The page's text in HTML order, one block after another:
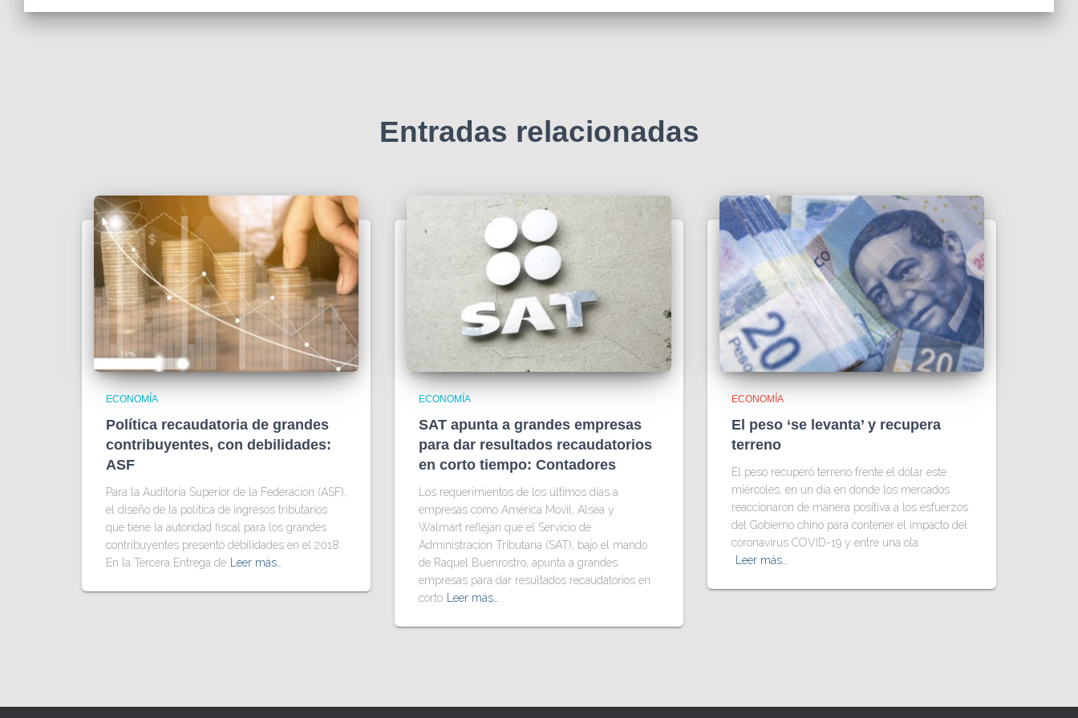
Entradas relacionadas
ECONOMÍA
Política recaudatoria de grandes
contribuyentes, con debilidades:
ASF
Para la Auditoría Superior de la Federación (ASF),
el diseño de la política de ingresos tributarios
que tiene la autoridad fiscal para los grandes
contribuyentes presentó debilidades en el 2018.
En la Tercera Entrega de
Leer más…
ECONOMÍA
SAT apunta a grandes empresas
para dar resultados recaudatorios
en corto tiempo: Contadores
Los requerimientos de los últimos días a
empresas como América Móvil, Alsea y
Walmart reflejan que el Servicio de
Administración Tributaria (SAT), bajo el mando
de Raquel Buenrostro, apunta a grandes
empresas para dar resultados recaudatorios en
corto
Leer más…
ECONOMÍA
El peso ‘se levanta’ y recupera
terreno
El peso recuperó terreno frente el dólar este
miércoles, en un día en donde los mercados
reaccionaron de manera positiva a los esfuerzos
del Gobierno chino para contener el impacto del
coronavirus COVID-19 y entre una ola
Leer más…